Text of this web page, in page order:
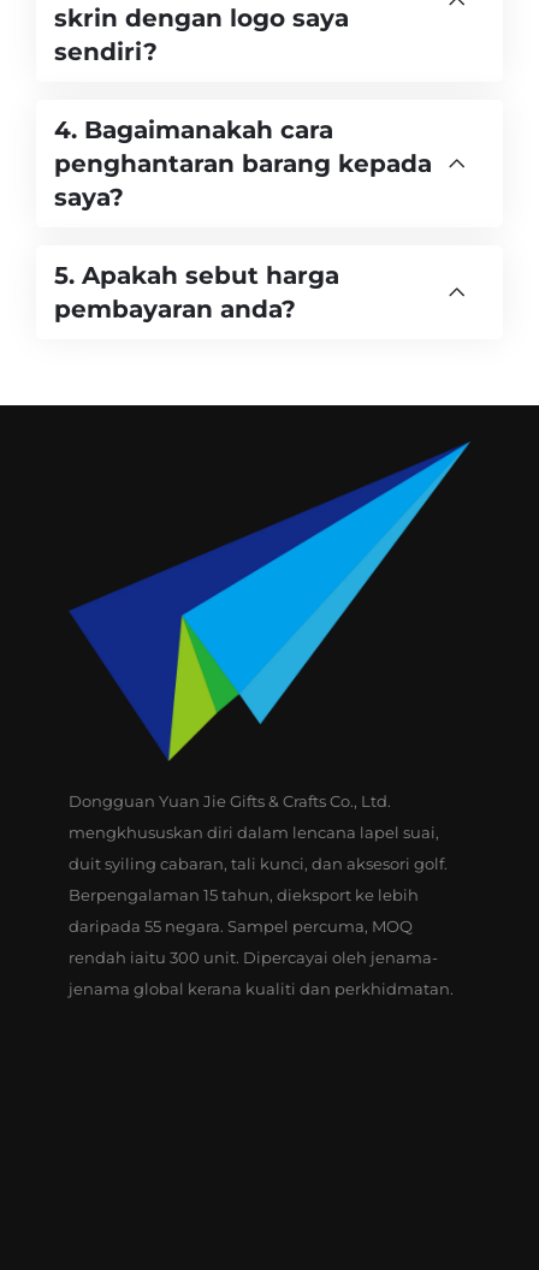
skrin dengan logo saya
sendiri?
4. Bagaimanakah cara
penghantaran barang kepada
saya?
5. Apakah sebut harga
pembayaran anda?
Dongguan Yuan Jie Gifts & Crafts Co., Ltd.
mengkhususkan diri dalam lencana lapel suai,
duit syiling cabaran, tali kunci, dan aksesori golf.
Berpengalaman 15 tahun, dieksport ke lebih
daripada 55 negara. Sampel percuma, MOQ
rendah iaitu 300 unit. Dipercayai oleh jenama-
jenama global kerana kualiti dan perkhidmatan.